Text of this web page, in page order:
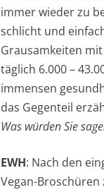
immer wieder zu
schlicht und
Grausamkeiten
täglich 6.000 –
immensen
das Gegenteil
Was würden Sie
EWH: Nach den
Vegan-